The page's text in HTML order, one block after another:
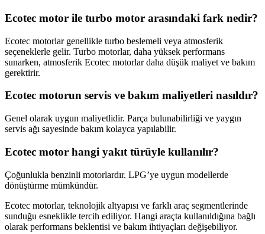
Ecotec motor ile turbo motor arasındaki fark nedir?
Ecotec motorlar genellikle turbo beslemeli veya atmosferik
seçeneklerle gelir. Turbo motorlar, daha yüksek performans
sunarken, atmosferik Ecotec motorlar daha düşük maliyet ve bakım
gerektirir.
Ecotec motorun servis ve bakım maliyetleri nasıldır?
Genel olarak uygun maliyetlidir. Parça bulunabilirliği ve yaygın
servis ağı sayesinde bakım kolayca yapılabilir.
Ecotec motor hangi yakıt türüyle kullanılır?
Çoğunlukla benzinli motorlardır. LPG’ye uygun modellerde
dönüştürme mümkündür.
Ecotec motorlar, teknolojik altyapısı ve farklı araç segmentlerinde
sunduğu esneklikle tercih ediliyor. Hangi araçta kullanıldığına bağlı
olarak performans beklentisi ve bakım ihtiyaçları değişebiliyor.